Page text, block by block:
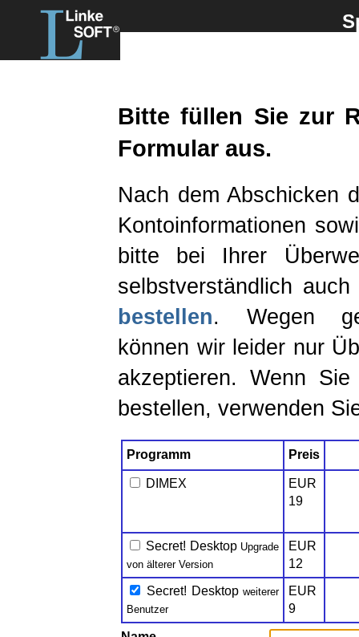
Bitte füllen Sie zur
Formular aus.
Nach dem Abschicken
Kontoinformationen
bitte bei Ihrer
selbstverständlich
bestellen. Wegen
können wir leider nur
akzeptieren. Wenn
bestellen, verwenden
Programm Preis
DIMEX
EUR
19
Secret! Desktop Upgrade
von älterer Version
EUR
12
Secret! Desktop weiterer
Benutzer
EUR
9